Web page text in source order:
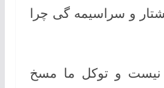
و سراسیمه گی چرا
نیست و توکل ما مسخ